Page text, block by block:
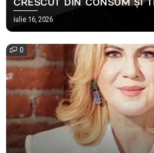
CRESCUT DIN CONSUM ȘI
2026, AMBELE S-AU OPRIT
iulie 16, 2026
0